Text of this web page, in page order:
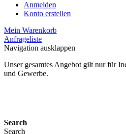
Anmelden
Konto erstellen
Mein Warenkorb
Anfrageliste
Navigation ausklappen
Unser gesamtes Angebot gilt nur für
und Gewerbe.
Search
Search